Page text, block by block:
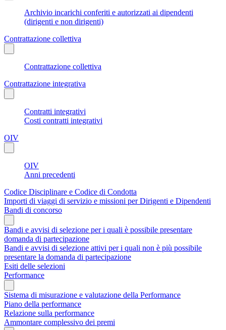
Archivio incarichi conferiti e autorizzati ai dipendenti
(dirigenti e non dirigenti)
Contrattazione collettiva
Contrattazione collettiva
Contrattazione integrativa
Contratti integrativi
Costi contratti integrativi
OIV
OIV
Anni precedenti
Codice Disciplinare e Codice di Condotta
Importi di viaggi di servizio e missioni per Dirigenti e Dipendenti
Bandi di concorso
Bandi e avvisi di selezione per i quali è possibile presentare
domanda di partecipazione
Bandi e avvisi di selezione attivi per i quali non è più possibile
presentare la domanda di partecipazione
Esiti delle selezioni
Performance
Sistema di misurazione e valutazione della Performance
Piano della performance
Relazione sulla performance
Ammontare complessivo dei premi